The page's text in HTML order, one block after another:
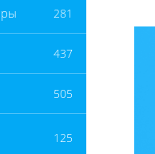
281
437
505
125